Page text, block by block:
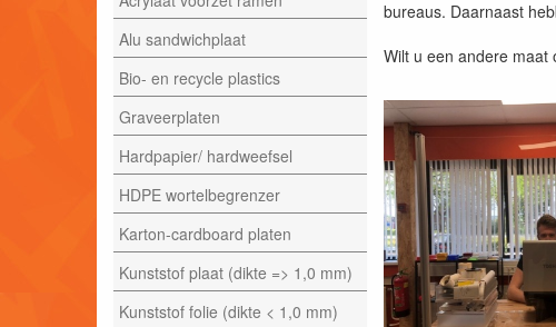
Alu sandwichplaat
Bio- en recycle plastics
Graveerplaten
Hardpapier/ hardweefsel
HDPE wortelbegrenzer
Karton-cardboard platen
Kunststof plaat (dikte => 1,0 mm)
Kunststof folie (dikte < 1,0 mm)
bureaus. Daarnaast
Wilt u een andere maat